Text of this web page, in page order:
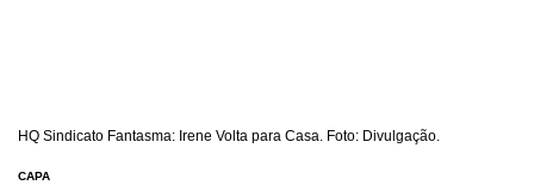
HQ Sindicato Fantasma: Irene Volta para Casa. Foto: Divulgação.
CAPA